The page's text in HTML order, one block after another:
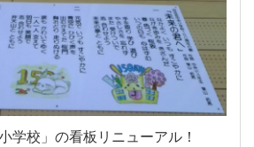
学校」の看板リニューアル！